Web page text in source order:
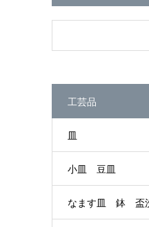
工芸品
皿
小皿 豆皿
なます皿 鉢 盃